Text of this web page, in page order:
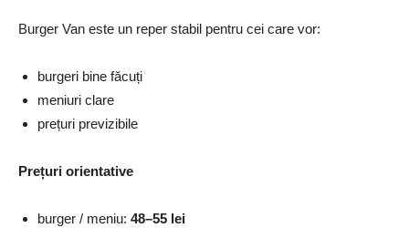
Burger Van este un reper stabil pentru cei care vor:
burgeri bine făcuți
meniuri clare
prețuri previzibile
Prețuri orientative
burger / meniu: 48–55 lei